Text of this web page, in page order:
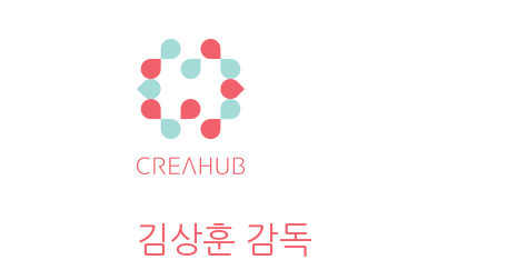
김상훈 감독